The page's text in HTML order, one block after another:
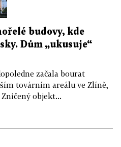
budovy, kde
Dům „ukusuje“
začala bourat
továrním areálu ve Zlíně,
objekt...